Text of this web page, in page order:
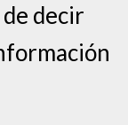
decir